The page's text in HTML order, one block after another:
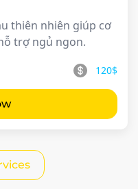
thiên nhiên giúp cơ
trợ ngủ ngon.
120$